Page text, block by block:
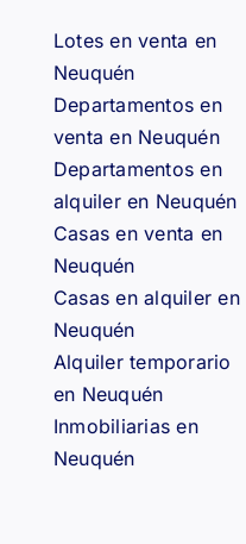
Lotes en venta en
Neuquén
Departamentos en
venta en Neuquén
Departamentos en
alquiler en Neuquén
Casas en venta en
Neuquén
Casas en alquiler en
Neuquén
Alquiler temporario
en Neuquén
Inmobiliarias en
Neuquén